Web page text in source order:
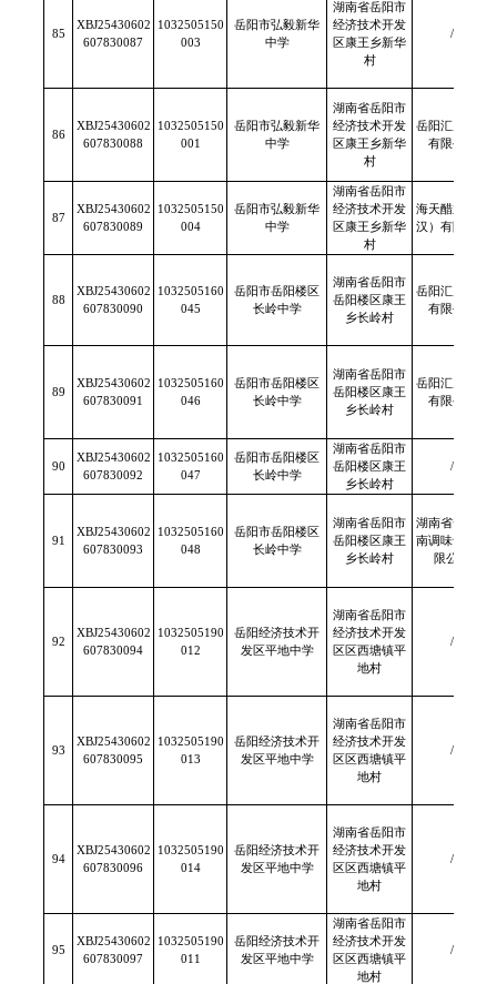
85
XBJ25430602
607830087
1032505150
003
岳阳市弘毅新华
中学
湖南省岳阳市
经济技术开发
区康王乡新华
村
/
86
XBJ25430602
607830088
1032505150
001
岳阳市弘毅新华
中学
湖南省岳阳市
经济技术开发
区康王乡新华
村
岳阳汇康食品
有限公司
87
XBJ25430602
607830089
1032505150
004
岳阳市弘毅新华
中学
湖南省岳阳市
经济技术开发
区康王乡新华
村
海天醋业（武
汉）有限公司
88
XBJ25430602
607830090
1032505160
045
岳阳市岳阳楼区
长岭中学
湖南省岳阳市
岳阳楼区康王
乡长岭村
岳阳汇康食品
有限公司
89
XBJ25430602
607830091
1032505160
046
岳阳市岳阳楼区
长岭中学
湖南省岳阳市
岳阳楼区康王
乡长岭村
岳阳汇康食品
有限公司
90
XBJ25430602
607830092
1032505160
047
岳阳市岳阳楼区
长岭中学
湖南省岳阳市
岳阳楼区康王
乡长岭村
/
91
XBJ25430602
607830093
1032505160
048
岳阳市岳阳楼区
长岭中学
湖南省岳阳市
岳阳楼区康王
乡长岭村
湖南省一品江
南调味食品有
限公司
92
XBJ25430602
607830094
1032505190
012
岳阳经济技术开
发区平地中学
湖南省岳阳市
经济技术开发
区区西塘镇平
地村
/
93
XBJ25430602
607830095
1032505190
013
岳阳经济技术开
发区平地中学
湖南省岳阳市
经济技术开发
区区西塘镇平
地村
/
94
XBJ25430602
607830096
1032505190
014
岳阳经济技术开
发区平地中学
湖南省岳阳市
经济技术开发
区区西塘镇平
地村
/
95
XBJ25430602
607830097
1032505190
011
岳阳经济技术开
发区平地中学
湖南省岳阳市
经济技术开发
区区西塘镇平
地村
/